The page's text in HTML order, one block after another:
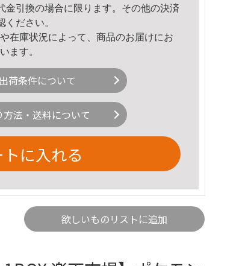
金引換の場合に限ります。その他の決済
ください。
在庫状況によって、商品のお届けにお
ます。
荷条件について
方法・送料について
トに入れる
欲しいものリストに追加